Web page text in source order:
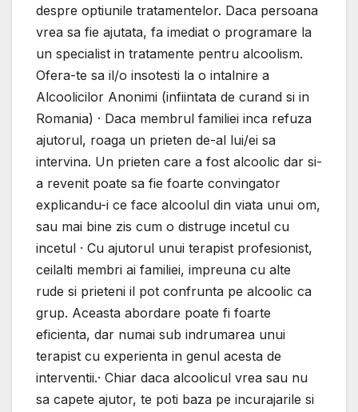
despre optiunile tratamentelor. Daca persoana
vrea sa fie ajutata, fa imediat o programare la
un specialist in tratamente pentru alcoolism.
Ofera-te sa il/o insotesti la o intalnire a
Alcoolicilor Anonimi (infiintata de curand si in
Romania) · Daca membrul familiei inca refuza
ajutorul, roaga un prieten de-al lui/ei sa
intervina. Un prieten care a fost alcoolic dar si-
a revenit poate sa fie foarte convingator
explicandu-i ce face alcoolul din viata unui om,
sau mai bine zis cum o distruge incetul cu
incetul · Cu ajutorul unui terapist profesionist,
ceilalti membri ai familiei, impreuna cu alte
rude si prieteni il pot confrunta pe alcoolic ca
grup. Aceasta abordare poate fi foarte
eficienta, dar numai sub indrumarea unui
terapist cu experienta in genul acesta de
interventii.· Chiar daca alcoolicul vrea sau nu
sa capete ajutor, te poti baza pe incurajarile si